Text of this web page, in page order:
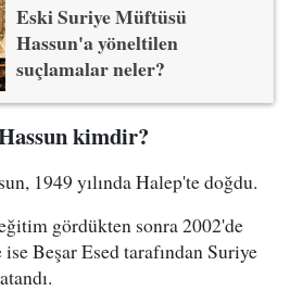
Eski Suriye Müftüsü
Hassun'a yöneltilen
suçlamalar neler?
kimdir?
1949 yılında Halep'te doğdu.
gördükten sonra 2002'de
Beşar Esed tarafından Suriye